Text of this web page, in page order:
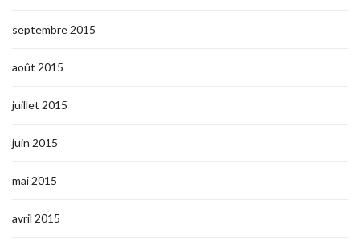
septembre 2015
août 2015
juillet 2015
juin 2015
mai 2015
avril 2015